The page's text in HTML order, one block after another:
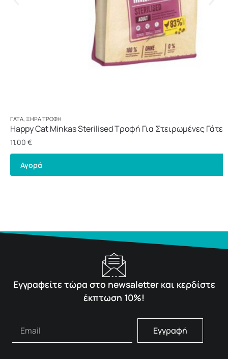
ΓΆΤΑ, ΞΗΡΆ ΤΡΟΦΉ
Happy Cat Minkas Sterilised Τροφή Για Στειρωμένες Γάτες
11.00 €
Αγορά
Εγγραφείτε τώρα στο newsaletter και κερδίστε
έκπτωση 10%!
Εγγραφή